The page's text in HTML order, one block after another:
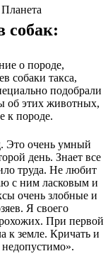
собак:
о породе,
собаки такса,
подобрали
об этих животных,
к породе.
Это очень умный
день. Знает все
труда. Не любит
с ним ласковым и
очень злобные и
Я своего
При первой
к земле. Кричать и
недопустимо».